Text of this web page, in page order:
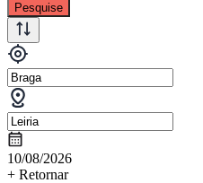
Pesquise
10/08/2026
+ Retornar